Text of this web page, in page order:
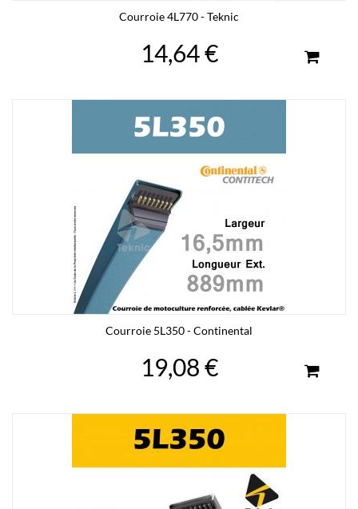
Courroie 4L770 - Teknic
14,64 €
Courroie 5L350 - Continental
19,08 €